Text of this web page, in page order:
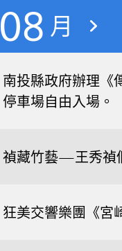
08 月
南投縣政府辦理《
停車場自由入場。
禎藏竹藝—王秀禎
狂美交響樂團《宮